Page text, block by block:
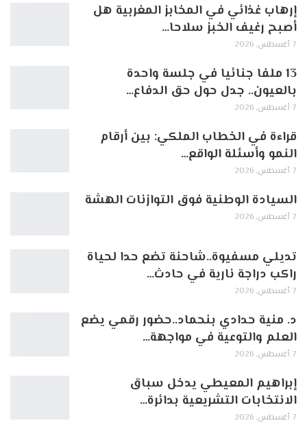
إرهاب غذائي في المخابز المغربية هل
أصبح رغيف الخبز سلاحا…
7 أغسطس, 2026
13 ملفا جنائيا في جلسة واحدة
بالعيون.. جدل حول حق الدفاع…
7 أغسطس, 2026
قراءة في الخطاب الملكي: بين أرقام
النمو وأسئلة الواقع…
7 أغسطس, 2026
السيادة الوطنية فوق التوازنات الهشة
7 أغسطس, 2026
تديلي مسفيوة..شاحنة تضع حدا لحياة
راكب دراجة نارية في حادث…
7 أغسطس, 2026
د. منية حدادي بنحماد..حضور رقمي يضع
العلم والتوعية في مواجهة…
7 أغسطس, 2026
إبراهيم المعيطي يدخل سباق
الانتخابات التشريعية بدائرة…
7 أغسطس, 2026